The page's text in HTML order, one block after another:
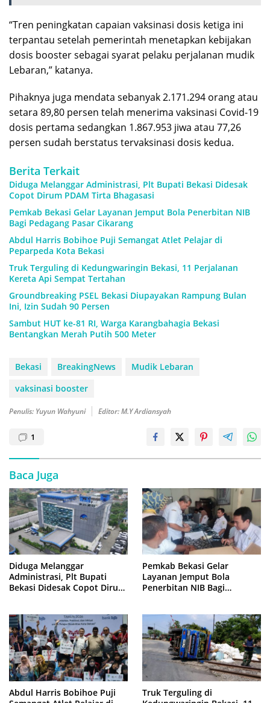
“Tren peningkatan capaian vaksinasi dosis ketiga ini
terpantau setelah pemerintah menetapkan kebijakan
dosis booster sebagai syarat pelaku perjalanan mudik
Lebaran,” katanya.
Pihaknya juga mendata sebanyak 2.171.294 orang atau
setara 89,80 persen telah menerima vaksinasi Covid-19
dosis pertama sedangkan 1.867.953 jiwa atau 77,26
persen sudah berstatus tervaksinasi dosis kedua.
Berita Terkait
Diduga Melanggar Administrasi, Plt Bupati Bekasi Didesak
Copot Dirum PDAM Tirta Bhagasasi
Pemkab Bekasi Gelar Layanan Jemput Bola Penerbitan NIB
Bagi Pedagang Pasar Cikarang
Abdul Harris Bobihoe Puji Semangat Atlet Pelajar di
Peparpeda Kota Bekasi
Truk Terguling di Kedungwaringin Bekasi, 11 Perjalanan
Kereta Api Sempat Tertahan
Groundbreaking PSEL Bekasi Diupayakan Rampung Bulan
Ini, Izin Sudah 90 Persen
Sambut HUT ke-81 RI, Warga Karangbahagia Bekasi
Bentangkan Merah Putih 500 Meter
Bekasi BreakingNews
Mudik Lebaran
vaksinasi booster
Penulis: Yuyun Wahyuni Editor: M.Y Ardiansyah
1
Baca Juga
Diduga Melanggar
Administrasi, Plt Bupati
Bekasi Didesak Copot Dirum
Pemkab Bekasi Gelar
Layanan Jemput Bola
Penerbitan NIB Bagi
Abdul Harris Bobihoe Puji
Truk Terguling di